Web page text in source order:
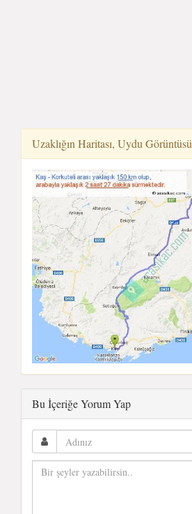
Uzaklığın Haritası, Uydu Görüntüsü
Bu İçeriğe Yorum Yap